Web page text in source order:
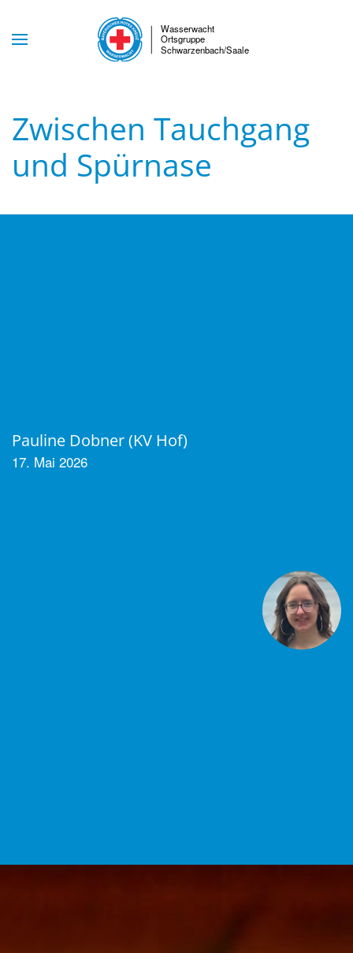
Skip to main content
Zwischen Tauchgang
und Spürnase
Pauline Dobner (KV Hof)
17. Mai 2026